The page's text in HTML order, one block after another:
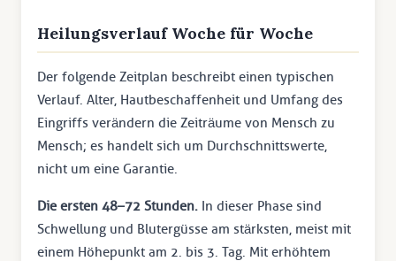
Heilungsverlauf Woche für Woche
Der folgende Zeitplan beschreibt einen typischen
Verlauf. Alter, Hautbeschaffenheit und Umfang des
Eingriffs verändern die Zeiträume von Mensch zu
Mensch; es handelt sich um Durchschnittswerte,
nicht um eine Garantie.
Die ersten 48–72 Stunden. In dieser Phase sind
Schwellung und Blutergüsse am stärksten, meist mit
einem Höhepunkt am 2. bis 3. Tag. Mit erhöhtem